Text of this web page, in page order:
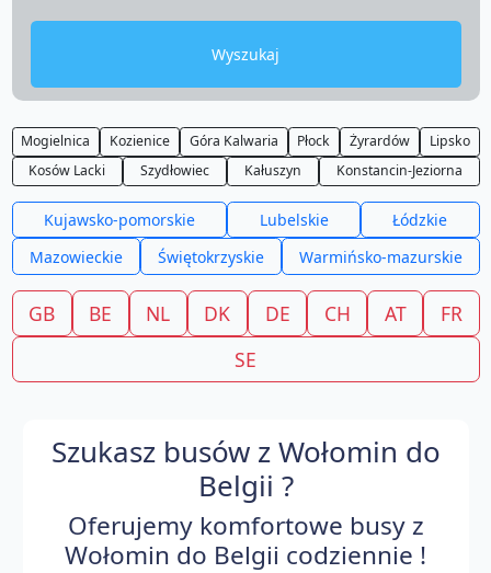
Wyszukaj
Mogielnica Kozienice Góra Kalwaria Płock Żyrardów
Lipsko
Kosów Lacki
Szydłowiec Kałuszyn Konstancin-Jeziorna
Kujawsko-pomorskie Lubelskie
Łódzkie
Mazowieckie
Świętokrzyskie Warmińsko-mazurskie
GB BE NL DK DE CH AT
FR
SE
Szukasz busów z Wołomin do
Belgii ?
Oferujemy komfortowe busy z
Wołomin do Belgii codziennie !